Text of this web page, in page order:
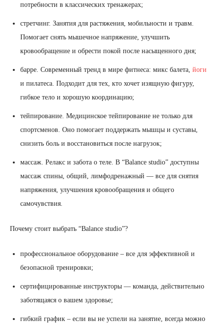
потребности в классических тренажерах;
стретчинг. Занятия для растяжения, мобильности и травм.
Помогает снять мышечное напряжение, улучшить
кровообращение и обрести покой после насыщенного дня;
барре. Современный тренд в мире фитнеса: микс балета, йоги
и пилатеса. Подходит для тех, кто хочет изящную фигуру,
гибкое тело и хорошую координацию;
тейпирование. Медицинское тейпирование не только для
спортсменов. Оно помогает поддержать мышцы и суставы,
снизить боль и восстановиться после нагрузок;
массаж. Релакс и забота о теле. В “Balance studio” доступны
массаж спины, общий, лимфодренажный — все для снятия
напряжения, улучшения кровообращения и общего
самочувствия.
Почему стоит выбрать “Balance studio”?
профессиональное оборудование – все для эффективной и
безопасной тренировки;
сертифицированные инструкторы — команда, действительно
заботящаяся о вашем здоровье;
гибкий график – если вы не успели на занятие, всегда можно